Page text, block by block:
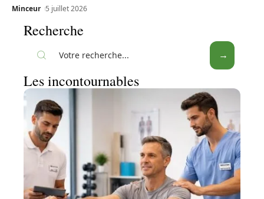
Minceur 5 juillet 2026
Recherche
Les incontournables